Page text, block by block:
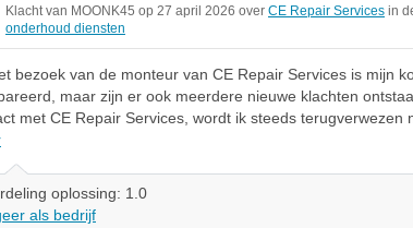
Klacht van MOONK45 op 27 april 2026 over CE Repair Services in
onderhoud diensten
bezoek van de monteur van CE Repair Services is mijn
maar zijn er ook meerdere nieuwe klachten
met CE Repair Services, wordt ik steeds terugverwezen
oplossing: 1.0
als bedrijf